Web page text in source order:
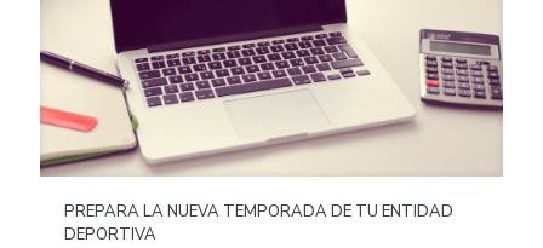
PREPARA LA NUEVA TEMPORADA DE TU ENTIDAD
DEPORTIVA